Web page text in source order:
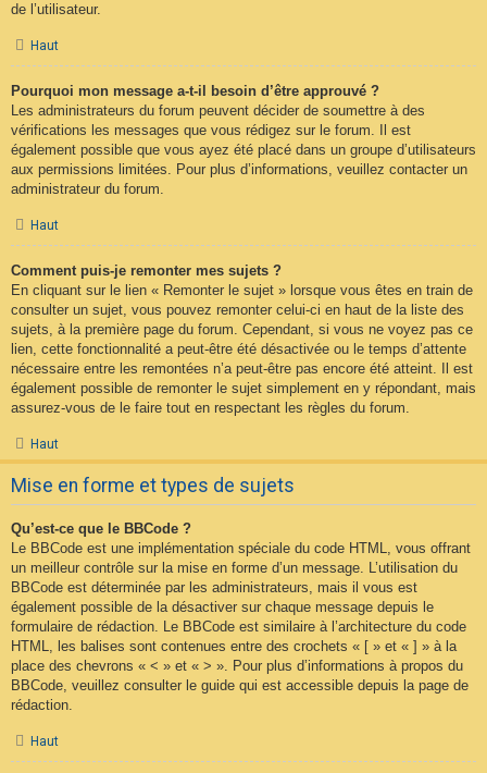
de l’utilisateur.
Haut
Pourquoi mon message a-t-il besoin d’être approuvé ?
Les administrateurs du forum peuvent décider de soumettre à des
vérifications les messages que vous rédigez sur le forum. Il est
également possible que vous ayez été placé dans un groupe d’utilisateurs
aux permissions limitées. Pour plus d’informations, veuillez contacter un
administrateur du forum.
Haut
Comment puis-je remonter mes sujets ?
En cliquant sur le lien « Remonter le sujet » lorsque vous êtes en train de
consulter un sujet, vous pouvez remonter celui-ci en haut de la liste des
sujets, à la première page du forum. Cependant, si vous ne voyez pas ce
lien, cette fonctionnalité a peut-être été désactivée ou le temps d’attente
nécessaire entre les remontées n’a peut-être pas encore été atteint. Il est
également possible de remonter le sujet simplement en y répondant, mais
assurez-vous de le faire tout en respectant les règles du forum.
Haut
Mise en forme et types de sujets
Qu’est-ce que le BBCode ?
Le BBCode est une implémentation spéciale du code HTML, vous offrant
un meilleur contrôle sur la mise en forme d’un message. L’utilisation du
BBCode est déterminée par les administrateurs, mais il vous est
également possible de la désactiver sur chaque message depuis le
formulaire de rédaction. Le BBCode est similaire à l’architecture du code
HTML, les balises sont contenues entre des crochets « [ » et « ] » à la
place des chevrons « < » et « > ». Pour plus d’informations à propos du
BBCode, veuillez consulter le guide qui est accessible depuis la page de
rédaction.
Haut